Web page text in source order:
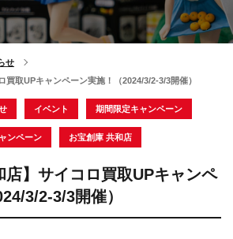
せ
買取UPキャンペーン実施！（2024/3/2-3/3開催）
イベント 期間限定キャンペーン
ンペーン お宝創庫 共和店
店】サイコロ買取UPキャンペ
3/2-3/3開催）